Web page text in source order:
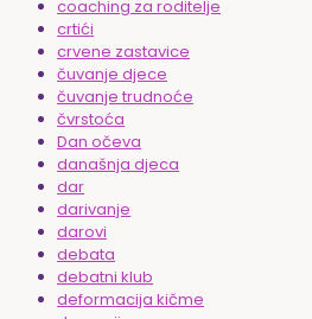
coaching za roditelje
crtići
crvene zastavice
čuvanje djece
čuvanje trudnoće
čvrstoća
Dan očeva
današnja djeca
dar
darivanje
darovi
debata
debatni klub
deformacija kičme